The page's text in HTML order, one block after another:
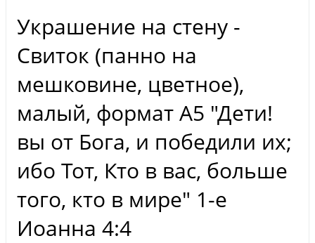
Украшение на стену -
Свиток (панно на
мешковине, цветное),
малый, формат А5 "Дети!
вы от Бога, и победили их;
ибо Тот, Кто в вас, больше
того, кто в мире" 1-е
Иоанна 4:4